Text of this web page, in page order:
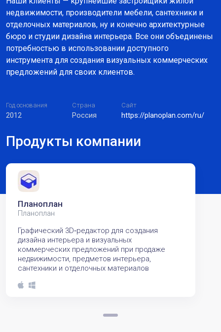
недвижимости, производители мебели, сантехники и
отделочных материалов, ну и конечно архитектурные
бюро и студии дизайна интерьера. Все они объединены
потребностью в использовании доступного
инструмента для создания визуальных коммерческих
предложений для своих клиентов.
Год основания
2012
Страна
Россия
Сайт
https://planoplan.com/ru/
Продукты компании
Планоплан
Планоплан
Графический 3D‑редактор для создания
дизайна интерьера и визуальных
коммерческих предложений при продаже
недвижимости, предметов интерьера,
сантехники и отделочных материалов